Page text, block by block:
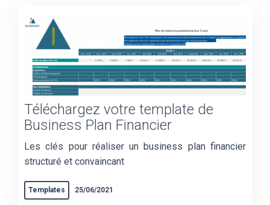
Téléchargez votre template de
Business Plan Financier
Les clés pour réaliser un business plan financier
structuré et convaincant
Templates 25/06/2021